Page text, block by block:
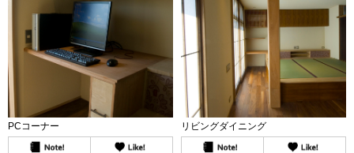
PCコーナー リビングダイニング